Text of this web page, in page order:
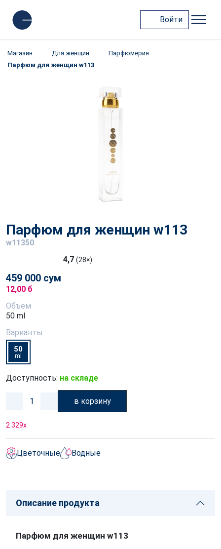
Войти
Магазин Для женщин
Парфюмерия
Парфюм для женщин w113
Парфюм для женщин w113
w11350
4,7 (28×)
459 000 сум
12,00 б
Объем
50 ml
Варианты
50
ml
Доступность: на складе
в корзину
2 329x
Цветочные Водные
Описание продукта
Парфюм для женщин w113